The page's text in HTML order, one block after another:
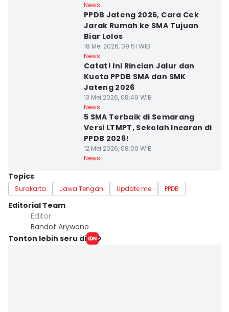
News
PPDB Jateng 2026, Cara Cek
Jarak Rumah ke SMA Tujuan
Biar Lolos
18 Mei 2026, 09:51 WIB
News
Catat! Ini Rincian Jalur dan
Kuota PPDB SMA dan SMK
Jateng 2026
13 Mei 2026, 08:49 WIB
News
5 SMA Terbaik di Semarang
Versi LTMPT, Sekolah Incaran di
PPDB 2026!
12 Mei 2026, 08:00 WIB
News
Topics
Surakarta Jawa Tengah Update me PPDB
Editorial Team
Editor
Bandot Arywono
Tonton lebih seru di